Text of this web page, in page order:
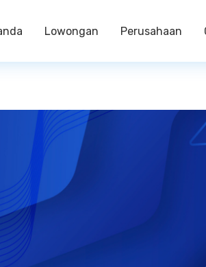
Lowongan Perusahaan